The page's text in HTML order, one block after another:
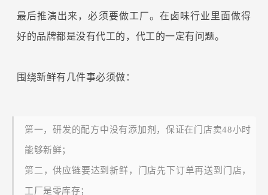
最后推演出来，必须要做工厂。在卤味行业里面做得
好的品牌都是没有代工的，代工的一定有问题。
围绕新鲜有几件事必须做：
第一，研发的配方中没有添加剂，保证在门店卖48小时
能够新鲜；
第二，供应链要达到新鲜，门店先下订单再送到门店，
工厂是零库存；